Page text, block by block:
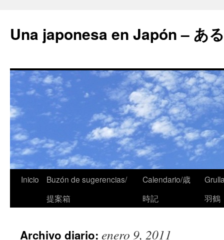
Una japonesa en Japón – あ
Inicio
Buzón de sugerencias/
提案箱
Calendario/歳
時記
羽鶴
Archivo diario: enero 9, 2011